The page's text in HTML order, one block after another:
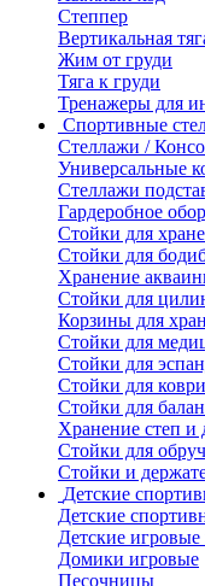
Степпер
Вертикальная
Жим от груди
Тяга к груди
Тренажеры для
Спортивные
Стеллажи /
Универсальные
Стеллажи
Гардеробное
Стойки для
Стойки для
Хранение
Стойки для
Корзины для
Стойки для
Стойки для
Стойки для
Стойки для
Хранение степ и
Стойки для
Стойки и
Детские
Детские
Детские
Домики игровые
Песочницы